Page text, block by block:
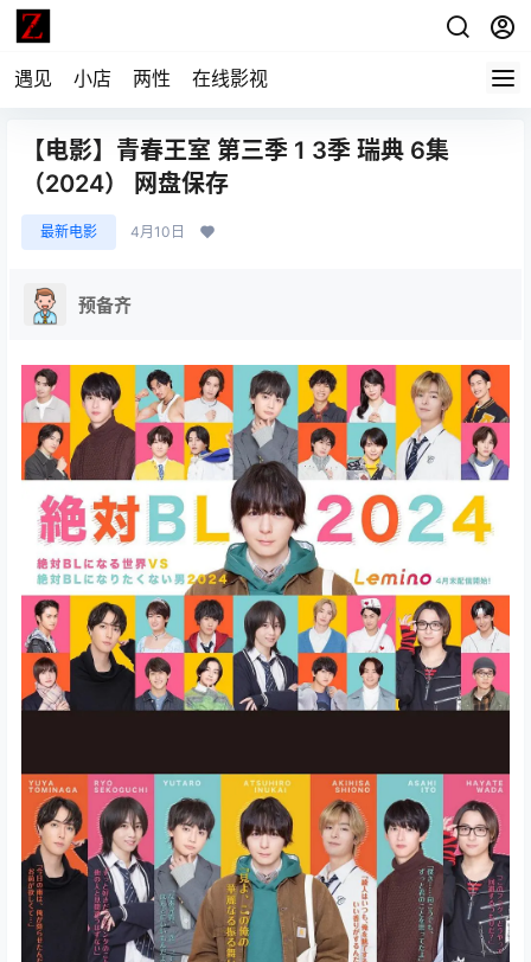
遇见 小店 两性 在线影视
【电影】青春王室 第三季 1 3季 瑞典 6集
（2024） 网盘保存
最新电影 4月10日
预备齐